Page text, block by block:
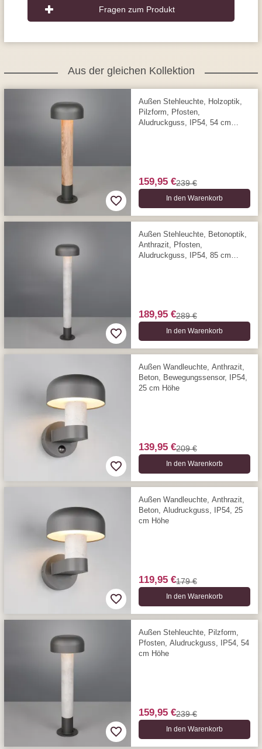
Fragen zum Produkt
Aus der gleichen Kollektion
Außen Stehleuchte, Holzoptik,
Pilzform, Pfosten,
Aludruckguss, IP54, 54 cm
159,95 €239 €
In den Warenkorb
Außen Stehleuchte, Betonoptik,
Anthrazit, Pfosten,
Aludruckguss, IP54, 85 cm
189,95 €289 €
In den Warenkorb
Außen Wandleuchte, Anthrazit,
Beton, Bewegungssensor, IP54,
25 cm Höhe
139,95 €209 €
In den Warenkorb
Außen Wandleuchte, Anthrazit,
Beton, Aludruckguss, IP54, 25
cm Höhe
119,95 €179 €
In den Warenkorb
Außen Stehleuchte, Pilzform,
Pfosten, Aludruckguss, IP54, 54
cm Höhe
159,95 €239 €
In den Warenkorb